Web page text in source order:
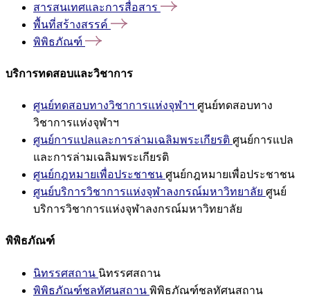
สารสนเทศและการสื่อสาร
พื้นที่สร้างสรรค์
พิพิธภัณฑ์
บริการทดสอบและวิชาการ
ศูนย์ทดสอบทางวิชาการแห่งจุฬาฯ ศูนย์ทดสอบทาง
วิชาการแห่งจุฬาฯ
ศูนย์การแปลและการล่ามเฉลิมพระเกียรติ ศูนย์การแปล
และการล่ามเฉลิมพระเกียรติ
ศูนย์กฎหมายเพื่อประชาชน ศูนย์กฎหมายเพื่อประชาชน
ศูนย์บริการวิชาการแห่งจุฬาลงกรณ์มหาวิทยาลัย ศูนย์
บริการวิชาการแห่งจุฬาลงกรณ์มหาวิทยาลัย
พิพิธภัณฑ์
นิทรรศสถาน นิทรรศสถาน
พิพิธภัณฑ์ชลทัศนสถาน พิพิธภัณฑ์ชลทัศนสถาน